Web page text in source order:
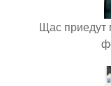
Щас приедут